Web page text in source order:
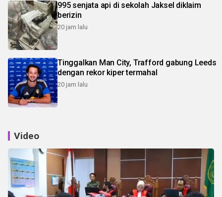
995 senjata api di sekolah Jaksel diklaim
berizin
20 jam lalu
Tinggalkan Man City, Trafford gabung Leeds
dengan rekor kiper termahal
20 jam lalu
Video